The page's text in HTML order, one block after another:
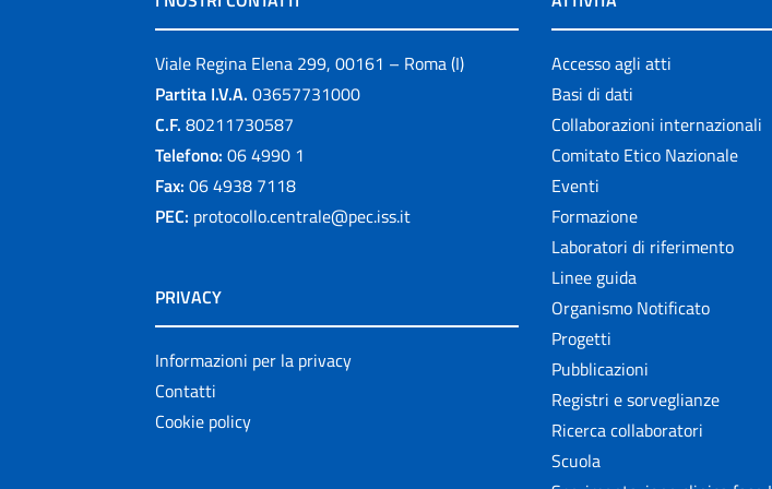
Viale Regina Elena 299, 00161 – Roma (I)
Partita I.V.A. 03657731000
C.F. 80211730587
Telefono: 06 4990 1
Fax: 06 4938 7118
PEC: protocollo.centrale@pec.iss.it
PRIVACY
Informazioni per la privacy
Contatti
Cookie policy
Accesso agli atti
Basi di dati
Collaborazioni internazionali
Comitato Etico Nazionale
Eventi
Formazione
Laboratori di riferimento
Linee guida
Organismo Notificato
Progetti
Pubblicazioni
Registri e sorveglianze
Ricerca collaboratori
Scuola